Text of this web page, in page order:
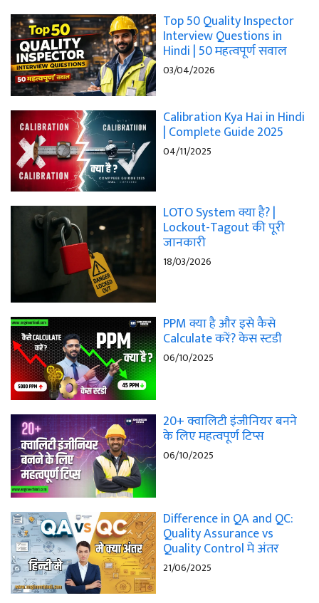
Top 50 Quality Inspector
Interview Questions in
Hindi | 50 महत्वपूर्ण सवाल
03/04/2026
Calibration Kya Hai in Hindi
| Complete Guide 2025
04/11/2025
LOTO System क्या है? |
Lockout-Tagout की पूरी
जानकारी
18/03/2026
PPM क्या है और इसे कैसे
Calculate करें? केस स्टडी
06/10/2025
20+ क्वालिटी इंजीनियर बनने
के लिए महत्वपूर्ण टिप्स
06/10/2025
Difference in QA and QC:
Quality Assurance vs
Quality Control मे अंतर
21/06/2025